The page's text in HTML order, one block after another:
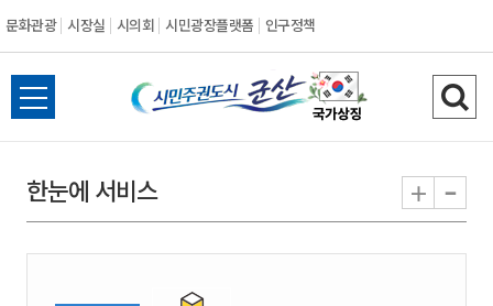
문화관광 시장실 시의회 시민광장플랫폼 인구정책
시
민
권
전
체
뉴
열
검
색
기
한눈에 서비스 + -